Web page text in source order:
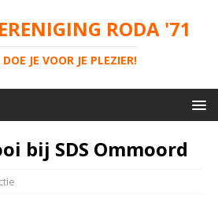
RODA '71
JE VOOR JE PLEZIER!
bij SDS Ommoord